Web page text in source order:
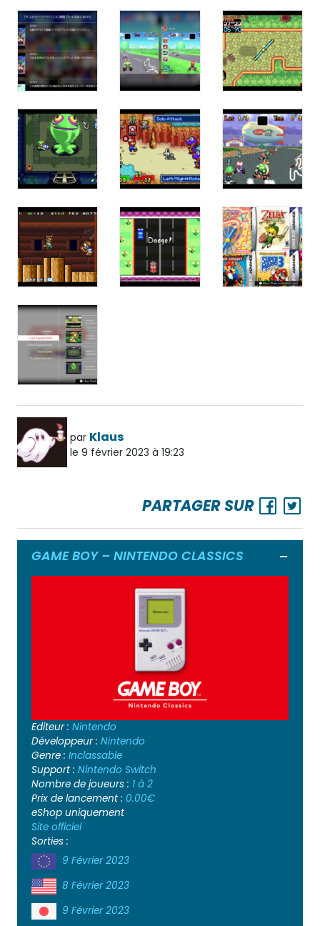
par Klaus
le 9 février 2023 à 19:23
PARTAGER SUR
GAME BOY – NINTENDO CLASSICS
Editeur : Nintendo
Développeur : Nintendo
Genre : Inclassable
Support : Nintendo Switch
Nombre de joueurs : 1 à 2
Prix de lancement : 0.00€
eShop uniquement
Site officiel
Sorties :
9 Février 2023
8 Février 2023
9 Février 2023